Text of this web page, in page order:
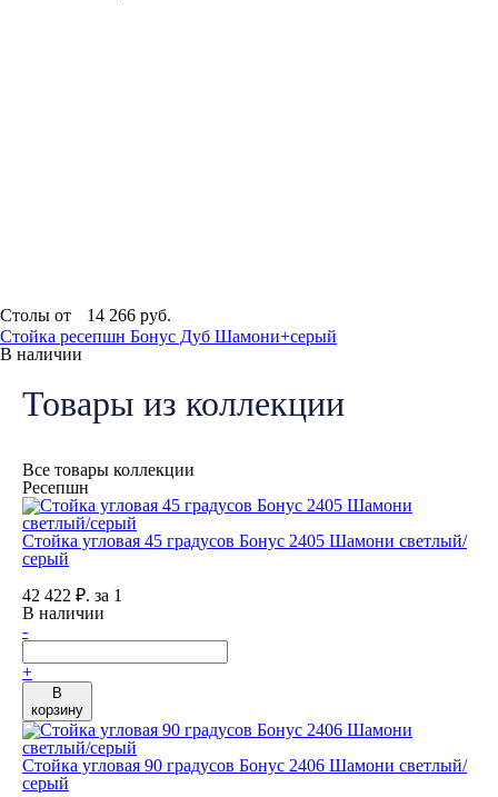
Столы от 14 266 руб.
Стойка ресепшн Бонус Дуб Шамони+серый
В наличии
Товары из коллекции
Все товары коллекции
Ресепшн
Cтойка угловая 45 градусов Бонус 2405 Шамони светлый/
серый
42 422 ₽. за 1
В наличии
-
+
В
корзину
Cтойка угловая 90 градусов Бонус 2406 Шамони светлый/
серый